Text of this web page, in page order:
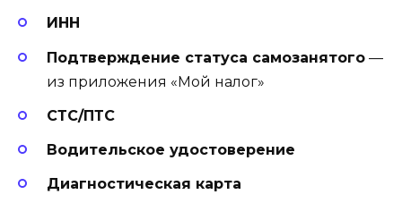
ИНН
Подтверждение статуса самозанятого —
из приложения «Мой налог»
СТС/ПТС
Водительское удостоверение
Диагностическая карта